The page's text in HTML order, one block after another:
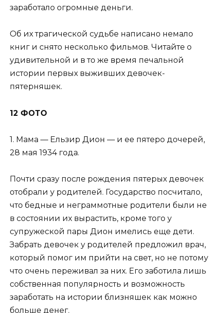
заработало огромные деньги.
Об их трагической судьбе написано немало
книг и снято несколько фильмов. Читайте о
удивительной и в то же время печальной
истории первых выживших девочек-
пятерняшек.
12 ФОТО
1. Мама — Ельзир Дион — и ее пятеро дочерей,
28 мая 1934 года.
Почти сразу после рождения пятерых девочек
отобрали у родителей. Государство посчитало,
что бедные и неграммотные родители были не
в состоянии их вырастить, кроме того у
супружеской пары Дион имелись еще дети.
Забрать девочек у родителей предложил врач,
который помог им прийти на свет, но не потому
что очень переживал за них. Его заботила лишь
собственная популярность и возможность
заработать на истории близняшек как можно
больше денег.